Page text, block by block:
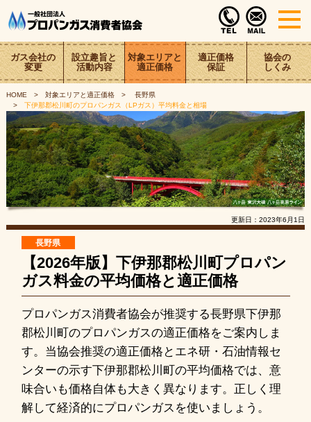
ガス会社の
変更
設立趣旨と
活動内容
対象エリアと
適正価格
適正価格
保証
協会の
しくみ
HOME 対象エリアと適正価格
長野県
下伊那郡松川町のプロパンガス（LPガス）平均料金と相場
更新日： 2023年6月1日
長野県
【2026年版】下伊那郡松川町プロパン
ガス料金の平均価格と適正価格
プロパンガス消費者協会が推奨する長野県下伊那
郡松川町のプロパンガスの適正価格をご案内しま
す。当協会推奨の適正価格とエネ研・石油情報セ
ンターの示す下伊那郡松川町の平均価格では、意
味合いも価格自体も大きく異なります。正しく理
解して経済的にプロパンガスを使いましょう。